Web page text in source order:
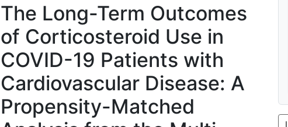
The Long-Term Outcomes
of Corticosteroid Use in
COVID-19 Patients with
Cardiovascular Disease: A
Propensity-Matched